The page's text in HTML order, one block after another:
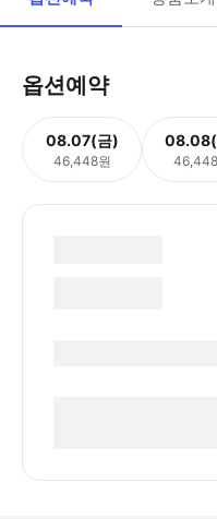
옵션예약
08.07(금)
46,448원